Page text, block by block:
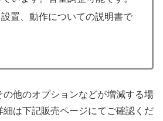
置、動作についての説明書で
他のオプションなどが増減する場
は下記販売ページにてご確認くだ